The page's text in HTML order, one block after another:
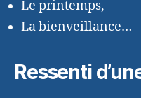
Le printemps,
La bienveillance…
Ressenti